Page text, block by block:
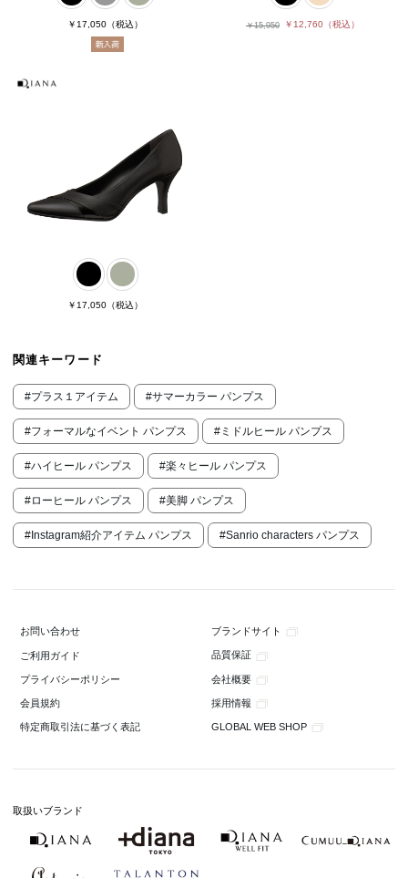
￥17,050 （税込） ￥15,950 ￥12,760（税込）
￥17,050 （税込）
関連キーワード
#プラス１アイテム #サマーカラー パンプス
#フォーマルなイベント パンプス #ミドルヒール パンプス
#ハイヒール パンプス #楽々ヒール パンプス
#ローヒール パンプス #美脚 パンプス
#Instagram紹介アイテム パンプス #Sanrio characters パンプス
お問い合わせ ブランドサイト
ご利用ガイド 品質保証
プライバシーポリシー 会社概要
会員規約 採用情報
特定商取引法に基づく表記 GLOBAL WEB SHOP
取扱いブランド